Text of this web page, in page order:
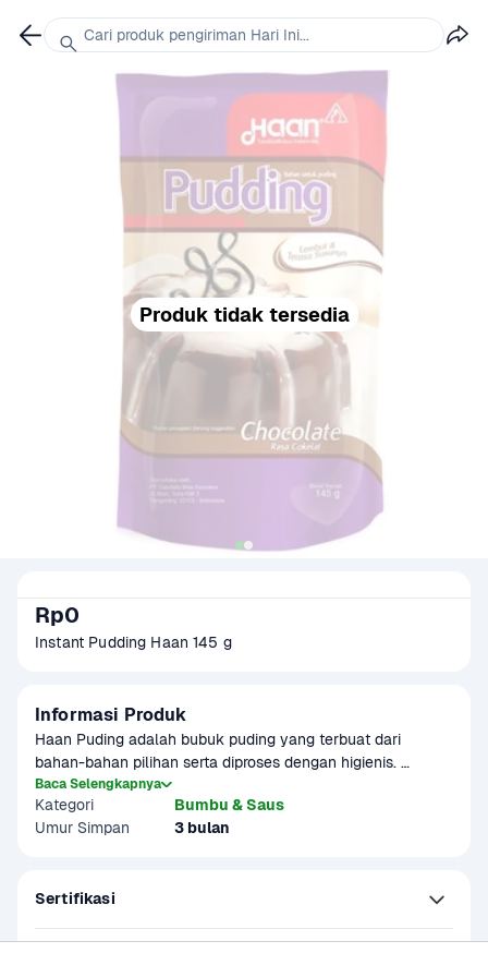
Produk tidak tersedia
Rp0
Instant Pudding Haan 145 g
Informasi Produk
Haan Puding adalah bubuk puding yang terbuat dari
bahan-bahan pilihan serta diproses dengan higienis.
Menghasilkan puding yang kenyal dan lezat. Tersedia
dalam berbagai varian rasa.
Produk sudah terverifikasi halal.
Baca Selengkapnya
Kategori
Bumbu & Saus
Umur Simpan
3 bulan
Sertifikasi
Cari produk pengiriman Hari Ini...